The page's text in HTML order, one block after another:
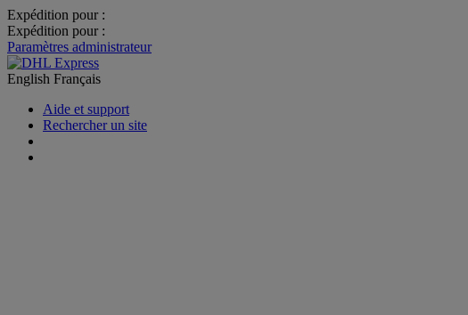
Expédition pour :
Expédition pour :
Paramètres administrateur
English Français
Aide et support
Rechercher un site